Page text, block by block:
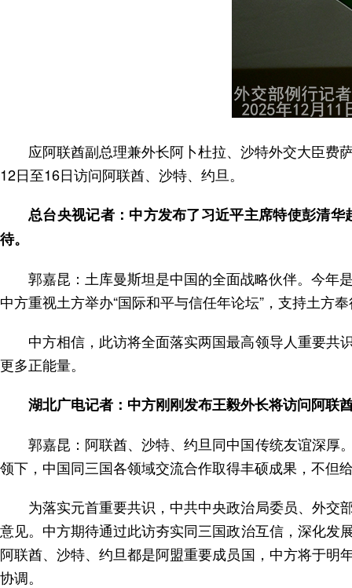
应阿联酋副总理兼外长阿卜杜拉、沙特外交大臣费
12日至16日访问阿联酋、沙特、约旦。
总台央视记者：中方发布了习近平主席特使彭清
待。
郭嘉昆：土库曼斯坦是中国的全面战略伙伴。今年
中方重视土方举办“国际和平与信任年论坛”，支持土方
中方相信，此访将全面落实两国最高领导人重要共
更多正能量。
湖北广电记者：中方刚刚发布王毅外长将访问阿联
郭嘉昆：阿联酋、沙特、约旦同中国传统友谊深厚
领下，中国同三国各领域交流合作取得丰硕成果，不但
为落实元首重要共识，中共中央政治局委员、外交
意见。中方期待通过此访夯实同三国政治互信，深化发
阿联酋、沙特、约旦都是阿盟重要成员国，中方将于
协调。